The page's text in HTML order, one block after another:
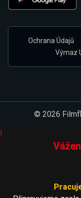
Ochrana Údajů
Výmaz
© 2026
i